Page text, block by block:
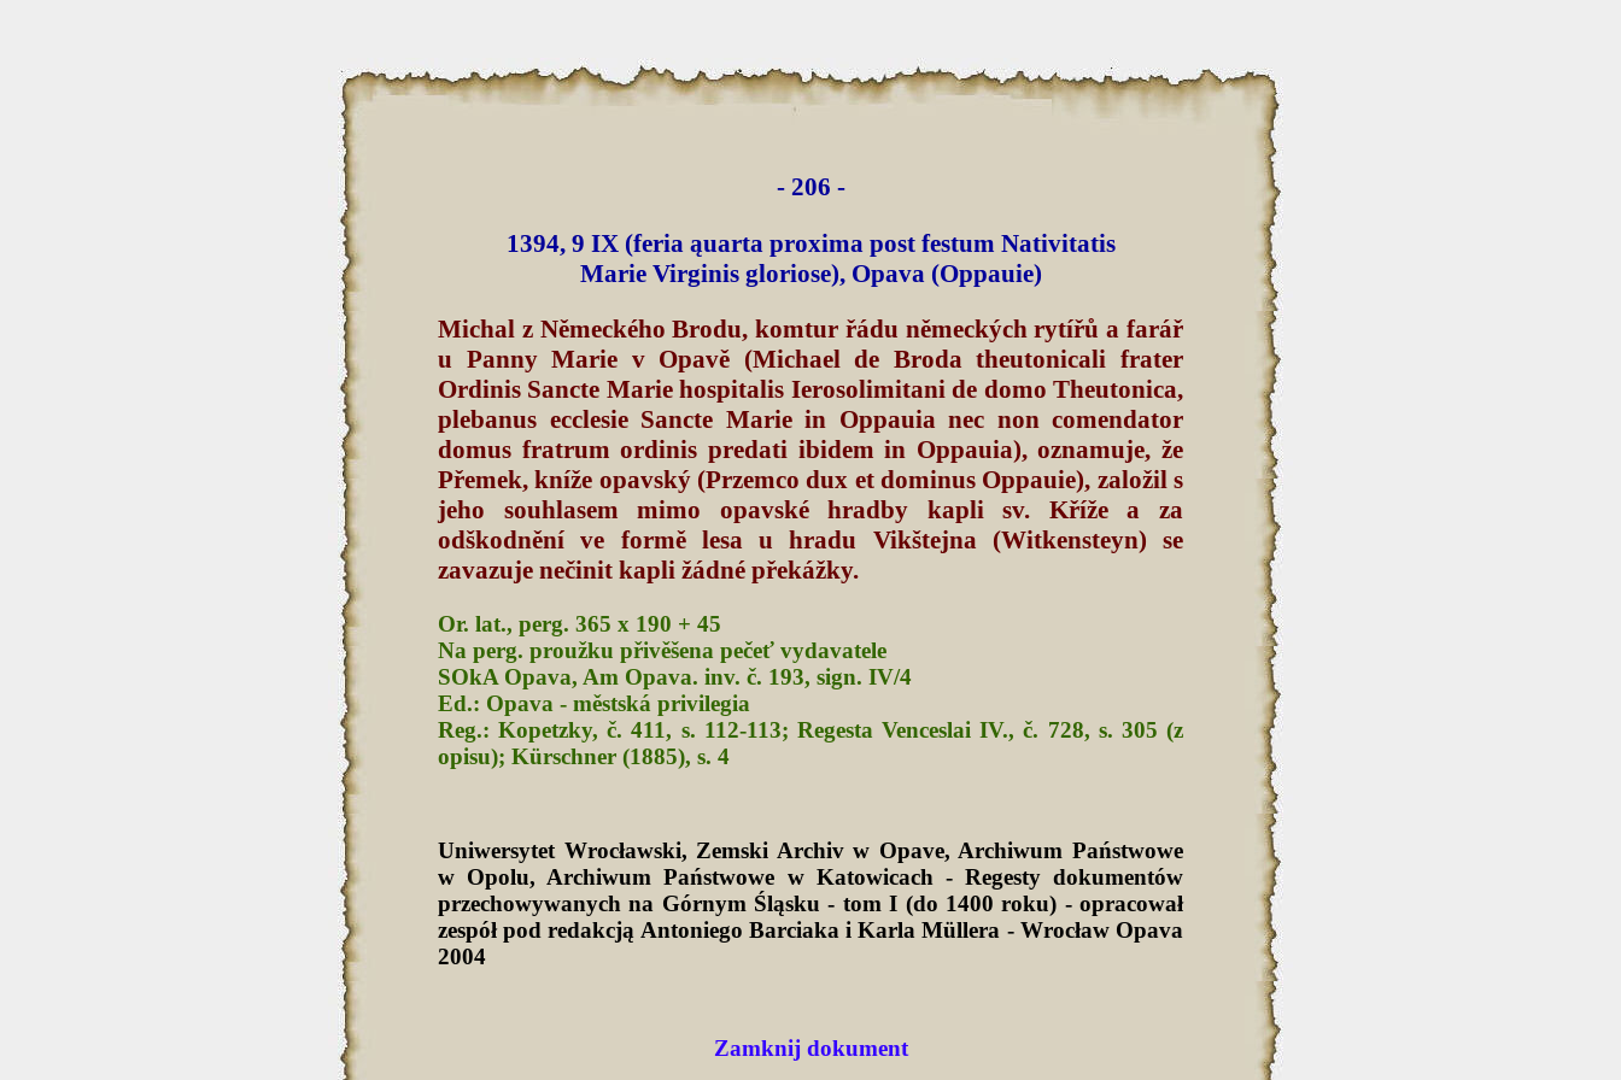
- 206 -
1394, 9 IX (feria ąuarta proxima post festum Nativitatis
Marie Virginis gloriose), Opava (Oppauie)
Michal z Německého Brodu, komtur řádu německých rytířů a farář
u Panny Marie v Opavě (Michael de Broda theutonicali frater
Ordinis Sancte Marie hospitalis Ierosolimitani de domo Theutonica,
plebanus ecclesie Sancte Marie in Oppauia nec non comendator
domus fratrum ordinis predati ibidem in Oppauia), oznamuje, že
Přemek, kníže opavský (Przemco dux et dominus Oppauie), založil s
jeho souhlasem mimo opavské hradby kapli sv. Kříže a za
odškodnění ve formě lesa u hradu Vikštejna (Witkensteyn) se
zavazuje nečinit kapli žádné překážky.
Or. lat., perg. 365 x 190 + 45
Na perg. proužku přivěšena pečeť vydavatele
SOkA Opava, Am Opava. inv. č. 193, sign. IV/4
Ed.: Opava - městská privilegia
Reg.: Kopetzky, č. 411, s. 112-113; Regesta Venceslai IV., č. 728, s. 305 (z
opisu); Kürschner (1885), s. 4
Uniwersytet Wrocławski, Zemski Archiv w Opave, Archiwum Państwowe
w Opolu, Archiwum Państwowe w Katowicach - Regesty dokumentów
przechowywanych na Górnym Śląsku - tom I (do 1400 roku) - opracował
zespół pod redakcją Antoniego Barciaka i Karla Müllera - Wrocław Opava
2004
Zamknij dokument